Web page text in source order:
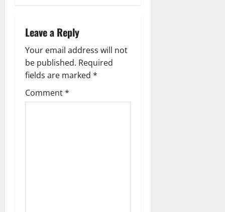
g
a
t
i
Leave a Reply
Your email address will not
be published. Required
fields are marked *
Comment*